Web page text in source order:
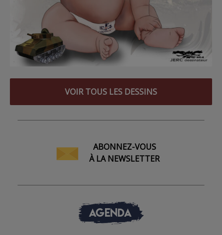
VOIR TOUS LES DESSINS
ABONNEZ-VOUS
À LA NEWSLETTER
AGENDA